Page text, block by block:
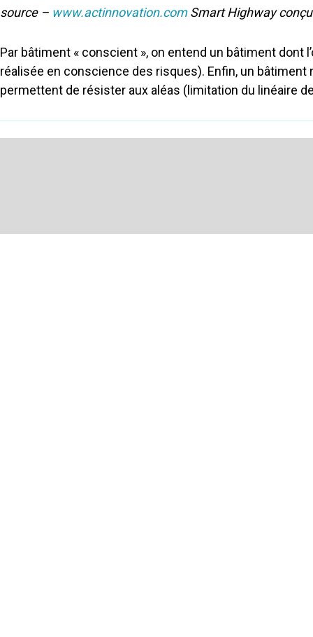
source – www.actinnovation.comSmart Highway
Par bâtiment « conscient », on entend un bâtiment
réalisée en conscience des risques). Enfin, un
permettent de résister aux aléas (limitation du linéaire